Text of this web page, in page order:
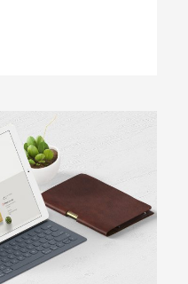
Identity